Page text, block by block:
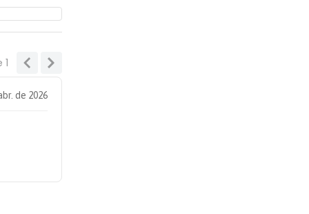
1
de 2026